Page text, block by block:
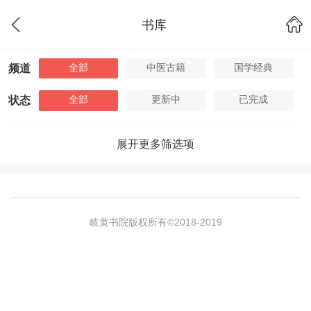
书库
频道 全部 中医古籍 国学经典
状态 全部 更新中 已完成
展开更多筛选项
岐黄书院版权所有©2018-2019